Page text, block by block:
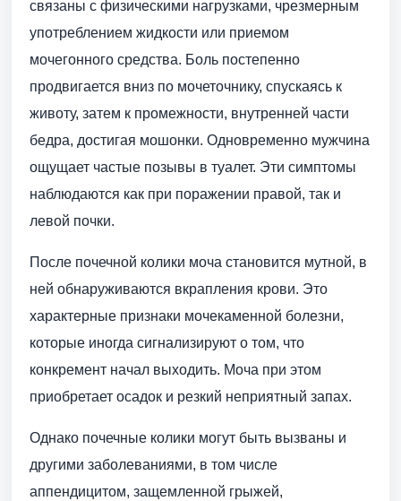
связаны с физическими нагрузками, чрезмерным
употреблением жидкости или приемом
мочегонного средства. Боль постепенно
продвигается вниз по мочеточнику, спускаясь к
животу, затем к промежности, внутренней части
бедра, достигая мошонки. Одновременно мужчина
ощущает частые позывы в туалет. Эти симптомы
наблюдаются как при поражении правой, так и
левой почки.
После почечной колики моча становится мутной, в
ней обнаруживаются вкрапления крови. Это
характерные признаки мочекаменной болезни,
которые иногда сигнализируют о том, что
конкремент начал выходить. Моча при этом
приобретает осадок и резкий неприятный запах.
Однако почечные колики могут быть вызваны и
другими заболеваниями, в том числе
аппендицитом, защемленной грыжей,